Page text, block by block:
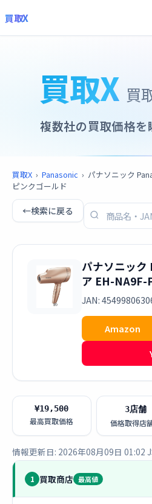
買取X
買取X 買
複数社の買取価格
買取X › Panasonic › パナソニック
ピンクゴールド
←検索に戻る
パナソニック
ア EH-NA9F-
JAN:
Amazon
¥19,500
最高買取価格
3店舗
価格取得店
情報更新日: 2026年08月09日 01:02
1 買取商店 最高値